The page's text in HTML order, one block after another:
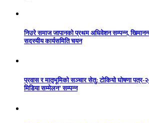
निउरे समाज जापानको प्रथम अधिवेशन सम्पन्न,
सदस्यीय कार्यसमिति चयन
प्रवास र मातृभूमिको सञ्चार सेतु: टोकियो घोषणा पत्र-
मिडिया सम्मेलन’ सम्पन्न